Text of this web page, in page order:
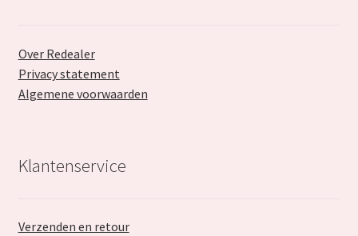
Over Redealer
Privacy statement
Algemene voorwaarden
Klantenservice
Verzenden en retour